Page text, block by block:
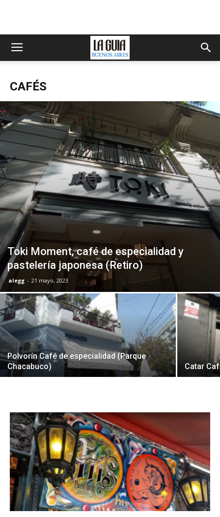
CAFÉS
Toki Moment, café de especialidad y
pastelería japonesa (Retiro)
alegg - 21 mayo, 2023
Polvorín Café de especialidad (Parque
Chacabuco)
Catar